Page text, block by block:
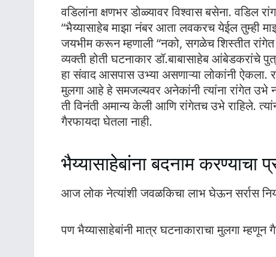
वडिलांना क्षणभर डोळ्यावर विश्वास बसेना.
“भैय्यासाहेब माझा नंबर आता लवकरच येईल तुम्ही
जयभीम करून म्हणाली “नको, सगळेच शिस्तीत
व्यक्ती होती घटनाकार डॉ.बाबासाहेब आंबेडकरांचे
हा संवाद आसपास उभ्या असणाऱ्या लोकांनी ऐकला.
मुलगा आहे हे समजल्यवर अनेकांनी त्यांना रांगेत उभे न
ती विनंती अमान्य केली आणि रांगेतच उभे राहिले.
गैरफायदा घेतला नाही.
भैय्यासाहेबांना बदनाम करण्याचा
आज लोक नेत्यांशी जवळकिचा लाभ घेऊन सर्रास
पण भैय्यासाहेबांनी मात्र घटनाकाराचा मुलगा म्हणून